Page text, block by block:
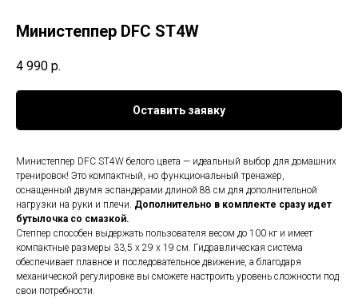
Министеппер DFC ST4W
4 990 р.
Оставить заявку
Министеппер DFC ST4W белого цвета — идеальный выбор для домашних
тренировок! Это компактный, но функциональный тренажёр,
оснащенный двумя эспандерами длиной 88 см для дополнительной
нагрузки на руки и плечи. Дополнительно в комплекте сразу идет
бутылочка со смазкой.
Степпер способен выдержать пользователя весом до 100 кг и имеет
компактные размеры 33,5 х 29 х 19 см. Гидравлическая система
обеспечивает плавное и последовательное движение, а благодаря
механической регулировке вы сможете настроить уровень сложности под
свои потребности.